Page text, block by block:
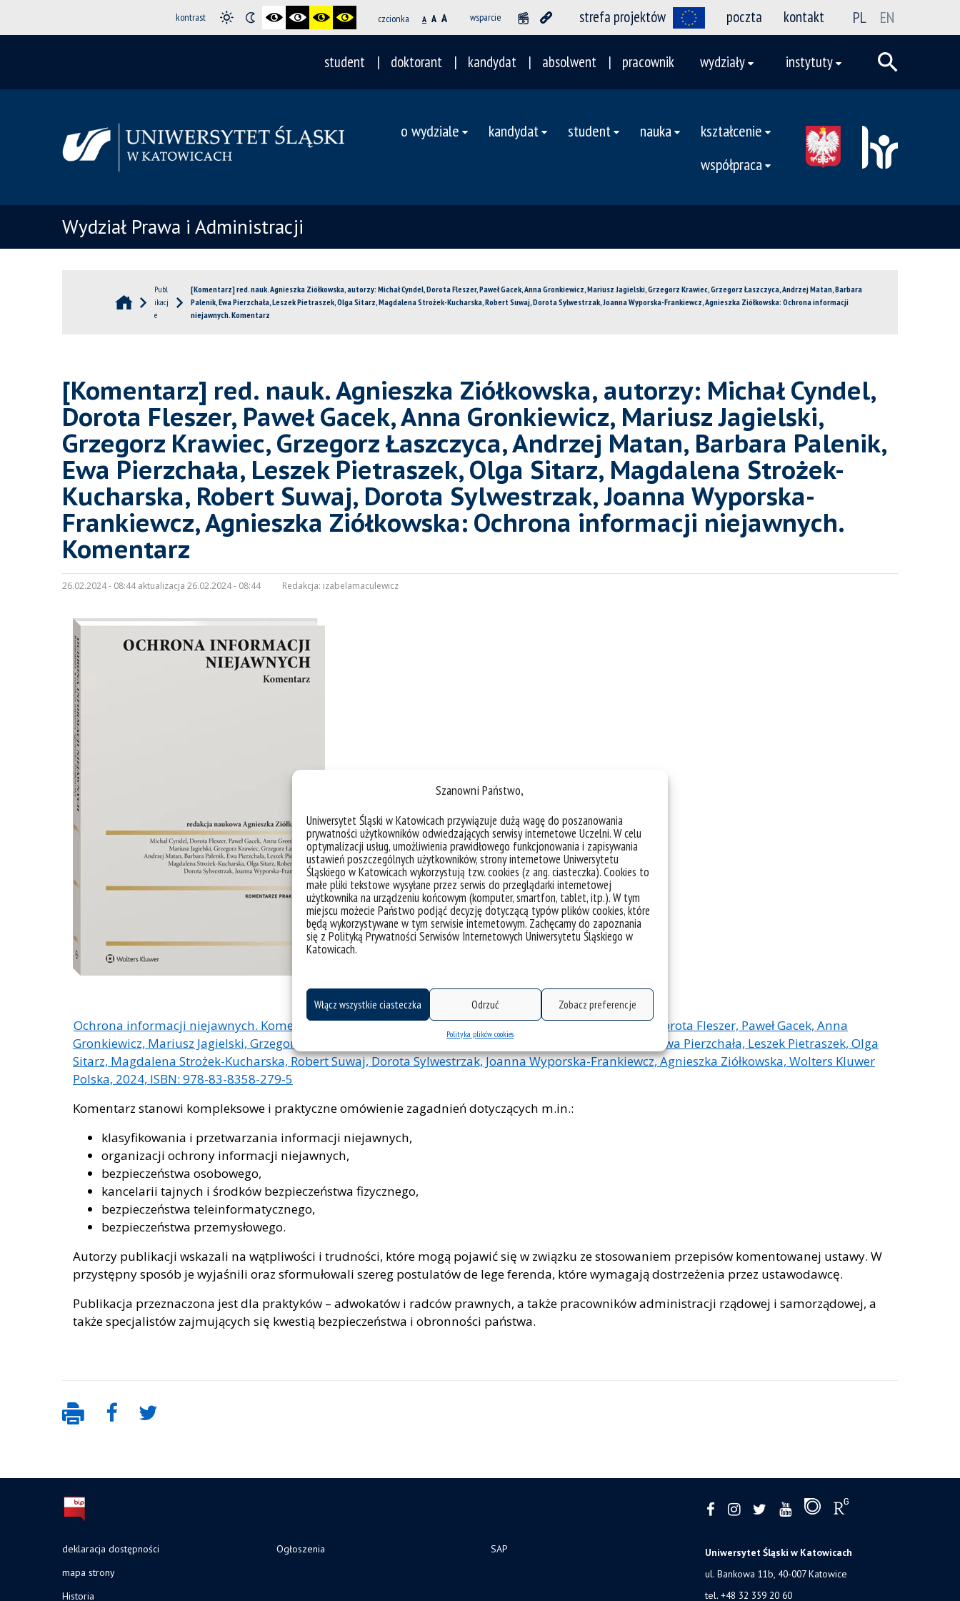
Szanowni Państwo,
Uniwersytet Śląski w Katowicach przywiązuje dużą wagę do poszanowania
prywatności użytkowników odwiedzających serwisy internetowe Uczelni. W celu
optymalizacji usług, umożliwienia prawidłowego funkcjonowania i zapisywania
ustawień poszczególnych użytkowników, strony internetowe Uniwersytetu
Śląskiego w Katowicach wykorzystują tzw. cookies (z ang. ciasteczka). Cookies to
małe pliki tekstowe wysyłane przez serwis do przeglądarki internetowej
użytkownika na urządzeniu końcowym (komputer, smartfon, tablet, itp.). W tym
miejscu możecie Państwo podjąć decyzję dotyczącą typów plików cookies, które
będą wykorzystywane w tym serwisie internetowym. Zachęcamy do zapoznania
się z Polityką Prywatności Serwisów Internetowych Uniwersytetu Śląskiego w
Katowicach.
Włącz wszystkie ciasteczka Odrzuć Zobacz preferencje
Polityka plików cookies
kontrast czcionka A A A wsparcie strefa projektów poczta kontakt PL EN
student doktorant kandydat absolwent pracownik wydziały instytuty
o wydziale kandydat student nauka
kształcenie
współpraca
Wydział Prawa i Administracji
Publ
ikacj
e
[Komentarz] red. nauk. Agnieszka Ziółkowska, autorzy: Michał Cyndel, Dorota Fleszer, Paweł Gacek, Anna Gronkiewicz, Mariusz Jagielski, Grzegorz Krawiec, Grzegorz Łaszczyca, Andrzej Matan, Barbara
Palenik, Ewa Pierzchała, Leszek Pietraszek, Olga Sitarz, Magdalena Strożek-Kucharska, Robert Suwaj, Dorota Sylwestrzak, Joanna Wyporska-Frankiewcz, Agnieszka Ziółkowska: Ochrona informacji
niejawnych. Komentarz
[Komentarz] red. nauk. Agnieszka Ziółkowska, autorzy: Michał Cyndel,
Dorota Fleszer, Paweł Gacek, Anna Gronkiewicz, Mariusz Jagielski,
Grzegorz Krawiec, Grzegorz Łaszczyca, Andrzej Matan, Barbara Palenik,
Ewa Pierzchała, Leszek Pietraszek, Olga Sitarz, Magdalena Strożek-
Kucharska, Robert Suwaj, Dorota Sylwestrzak, Joanna Wyporska-
Frankiewcz, Agnieszka Ziółkowska: Ochrona informacji niejawnych.
Komentarz
26.02.2024 - 08:44 aktualizacja 26.02.2024 - 08:44 Redakcja: izabelamaculewicz
Ochrona informacji niejawnych. Komentarz, red. nauk. Agnieszka Ziółkowska, autorzy: Michał Cyndel, Dorota Fleszer, Paweł Gacek, Anna
Gronkiewicz, Mariusz Jagielski, Grzegorz Krawiec, Grzegorz Łaszczyca, Andrzej Matan, Barbara Palenik, Ewa Pierzchała, Leszek Pietraszek, Olga
Sitarz, Magdalena Strożek-Kucharska, Robert Suwaj, Dorota Sylwestrzak, Joanna Wyporska-Frankiewcz, Agnieszka Ziółkowska, Wolters Kluwer
Polska, 2024, ISBN: 978-83-8358-279-5
Komentarz stanowi kompleksowe i praktyczne omówienie zagadnień dotyczących m.in.:
klasyfikowania i przetwarzania informacji niejawnych,
organizacji ochrony informacji niejawnych,
bezpieczeństwa osobowego,
kancelarii tajnych i środków bezpieczeństwa fizycznego,
bezpieczeństwa teleinformatycznego,
bezpieczeństwa przemysłowego.
Autorzy publikacji wskazali na wątpliwości i trudności, które mogą pojawić się w związku ze stosowaniem przepisów komentowanej ustawy. W
przystępny sposób je wyjaśnili oraz sformułowali szereg postulatów de lege ferenda, które wymagają dostrzeżenia przez ustawodawcę.
Publikacja przeznaczona jest dla praktyków – adwokatów i radców prawnych, a także pracowników administracji rządowej i samorządowej, a
także specjalistów zajmujących się kwestią bezpieczeństwa i obronności państwa.
deklaracja dostępności
mapa strony
Historia
Ogłoszenia SAP
Uniwersytet Śląski w Katowicach
ul. Bankowa 11b, 40-007 Katowice
tel. +48 32 359 20 60